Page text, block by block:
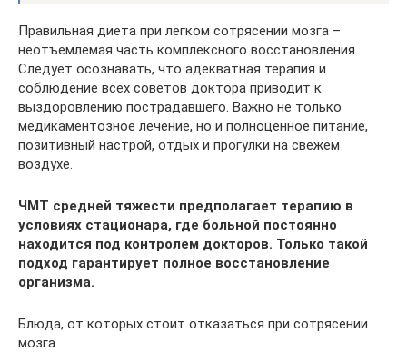
Правильная диета при легком сотрясении мозга –
неотъемлемая часть комплексного восстановления.
Следует осознавать, что адекватная терапия и
соблюдение всех советов доктора приводит к
выздоровлению пострадавшего. Важно не только
медикаментозное лечение, но и полноценное питание,
позитивный настрой, отдых и прогулки на свежем
воздухе.
ЧМТ средней тяжести предполагает терапию в
условиях стационара, где больной постоянно
находится под контролем докторов. Только такой
подход гарантирует полное восстановление
организма.
Блюда, от которых стоит отказаться при сотрясении
мозга